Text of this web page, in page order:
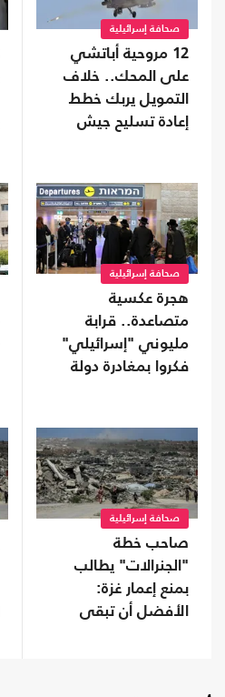
صحافة إسرائيلية
12 مروحية أباتشي
على المحك.. خلاف
التمويل يربك خطط
إعادة تسليح جيش
صحافة إسرائيلية
هجرة عكسية
متصاعدة.. قرابة
مليوني "إسرائيلي"
فكروا بمغادرة دولة
صحافة إسرائيلية
صاحب خطة
"الجنرالات" يطالب
بمنع إعمار غزة:
الأفضل أن تبقى